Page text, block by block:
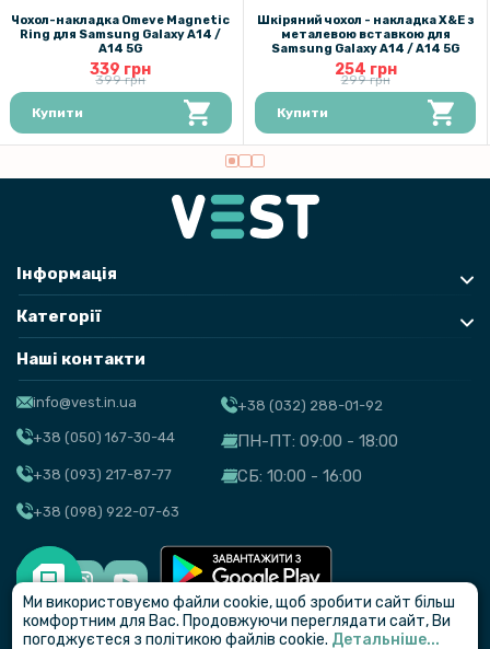
Чохол-накладка Omeve Magnetic
Ring для Samsung Galaxy A14 /
A14 5G
339 грн
399 грн
Купити
Шкіряний чохол - накладка X&E з
металевою вставкою для
Samsung Galaxy A14 / A14 5G
254 грн
299 грн
Купити
Інформація
Категорії
Наші контакти
info@vest.in.ua
+38 (050) 167-30-44
+38 (093) 217-87-77
+38 (098) 922-07-63
+38 (032) 288-01-92
ПН-ПТ: 09:00 - 18:00
СБ: 10:00 - 16:00
© VEST
Ми використовуємо файли cookie, щоб зробити сайт більш
комфортним для Вас. Продовжуючи переглядати сайт, Ви
погоджуєтеся з політикою файлів cookie. Детальніше...